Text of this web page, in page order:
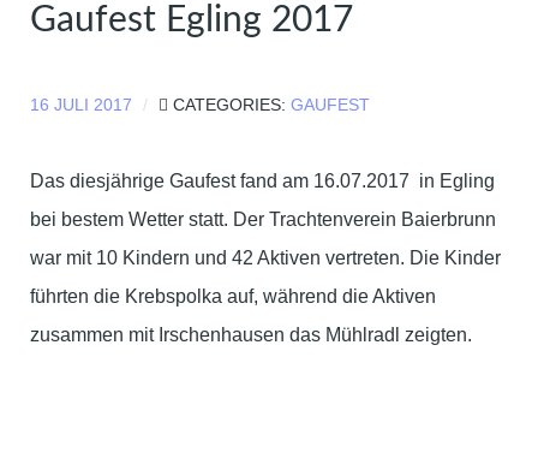
Gaufest Egling 2017
16 JULI 2017 CATEGORIES: GAUFEST
Das diesjährige Gaufest fand am 16.07.2017 in Egling
bei bestem Wetter statt. Der Trachtenverein Baierbrunn
war mit 10 Kindern und 42 Aktiven vertreten. Die Kinder
führten die Krebspolka auf, während die Aktiven
zusammen mit Irschenhausen das Mühlradl zeigten.